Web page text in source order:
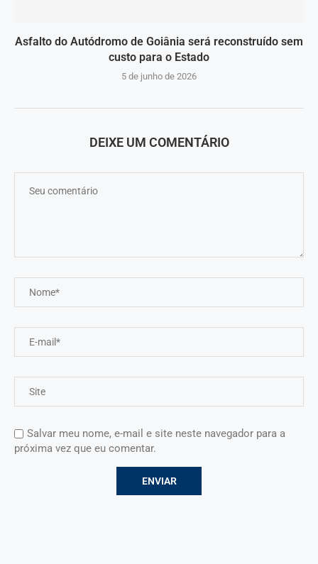
Asfalto do Autódromo de Goiânia será reconstruído sem
custo para o Estado
5 de junho de 2026
DEIXE UM COMENTÁRIO
Salvar meu nome, e-mail e site neste navegador para a
próxima vez que eu comentar.